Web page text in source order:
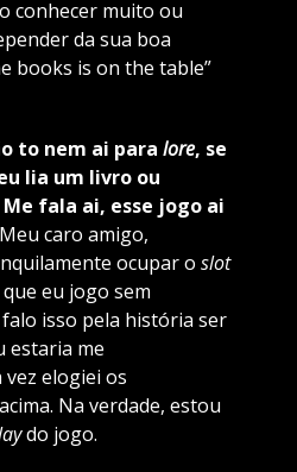
conhecer muito ou
da sua boa
books is on the table”
to nem ai para lore, se
lia um livro ou
fala ai, esse jogo ai
caro amigo,
ocupar o slot
eu jogo sem
isso pela história ser
estaria me
elogiei os
Na verdade, estou
do jogo.